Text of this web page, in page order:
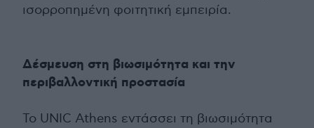
ισορροπημένη φοιτητική εμπειρία.
Δέσμευση στη βιωσιμότητα και την
περιβαλλοντική προστασία
Το UNIC Athens εντάσσει τη βιωσιμότητα